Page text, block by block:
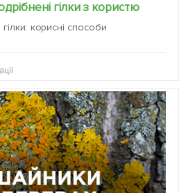
гілки з користю
корисні способи